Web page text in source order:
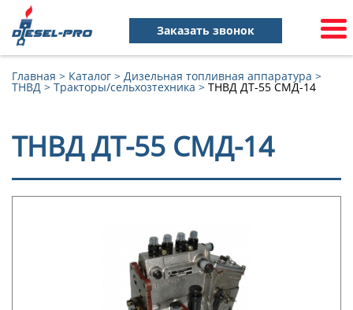
Заказать звонок
Главная > Каталог > Дизельная топливная аппаратура >
ТНВД > Тракторы/сельхозтехника > ТНВД ДТ-55 СМД-14
ТНВД ДТ-55 СМД-14